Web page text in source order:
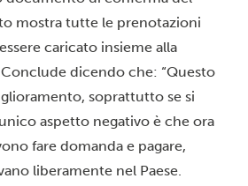
mostra tutte le prenotazioni
caricato insieme alla
Conclude dicendo che: “Questo
soprattutto se si
aspetto negativo è che ora
fare domanda e pagare,
liberamente nel Paese.